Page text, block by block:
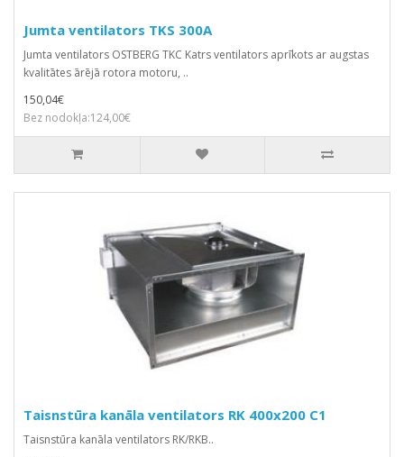
Jumta ventilators TKS 300A
Jumta ventilators OSTBERG TKC Katrs ventilators aprīkots ar augstas
kvalitātes ārējā rotora motoru, ..
150,04€
Bez nodokļa:124,00€
Taisnstūra kanāla ventilators RK 400x200 C1
Taisnstūra kanāla ventilators RK/RKB..